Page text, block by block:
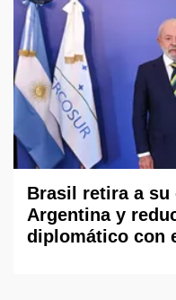
Brasil retira a su
Argentina y
diplomático con